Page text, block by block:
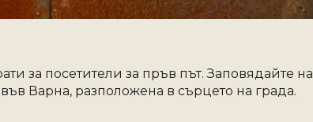
за посетители за пръв път. Заповядайте на
Варна, разположена в сърцето на града.